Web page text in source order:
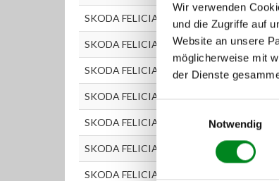
Wir verwenden
und die Zugriffe auf
Website an unsere
möglicherweise mit
der Dienste
Einwilligungsauswahl
Notwendig
SKODA FELICIA I Kombi (6U5) 1.3 LX
SKODA FELICIA I Kombi (6U5) 1.3 LXI
SKODA FELICIA I Kombi (6U5) 1.6 GLX
SKODA FELICIA I Kombi (6U5) 1.9 D
SKODA FELICIA I Pickup (797) 1.3
SKODA FELICIA I Pickup (797) 1.6
SKODA FELICIA I Pickup (797) 1.9 D